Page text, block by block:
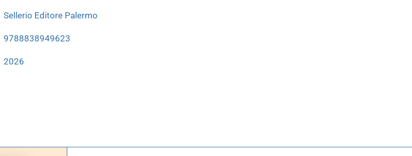
Sellerio Editore Palermo
9788838949623
2026